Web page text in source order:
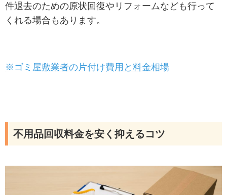
件退去のための原状回復やリフォームなども行って
くれる場合もあります。
※ゴミ屋敷業者の片付け費用と料金相場
不用品回収料金を安く抑えるコツ